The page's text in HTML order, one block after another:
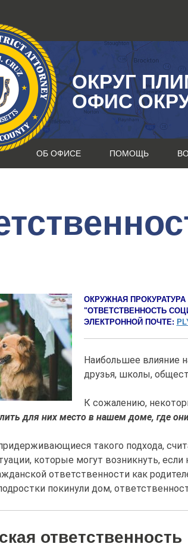
ОКРУГ
ОФИС
ОБ ОФИСЕ ПОМОЩЬ
ОКРУЖНАЯ
"ОТВЕТСТВЕННОСТЬ
ЭЛЕКТРОННОЙ ПОЧТЕ:
Наибольшее влияние
друзья, школы,
К сожалению,
для них место в нашем доме, где
такого подхода,
которые могут возникнуть,
ответственности как
покинули дом,
ответственность